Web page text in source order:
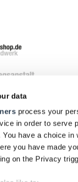
data
process your
in order to serve
have a choice
you have made
on the Privacy